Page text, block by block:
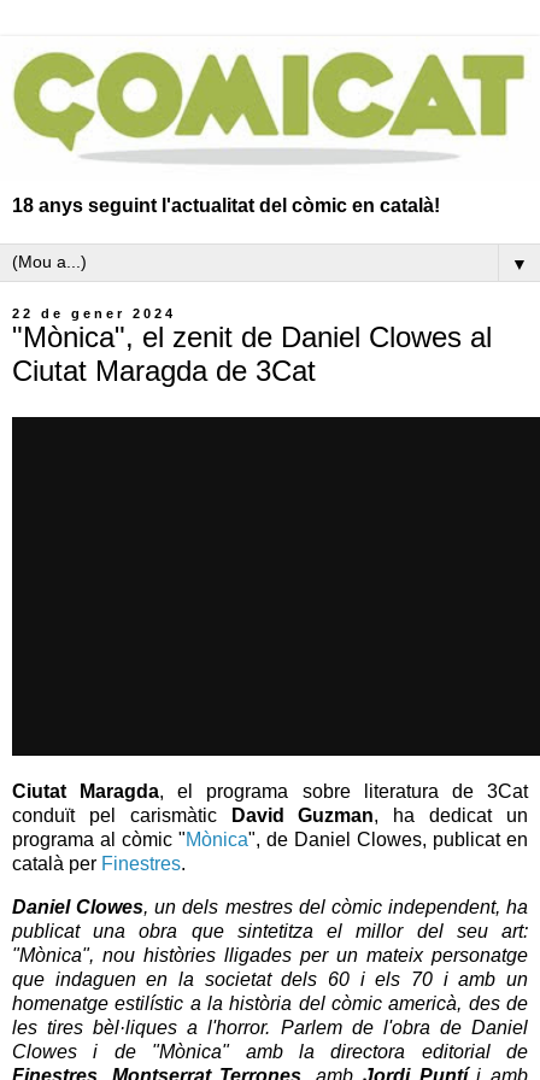
18 anys seguint l'actualitat del còmic en català!
▼
22 de gener 2024
"Mònica", el zenit de Daniel Clowes al
Ciutat Maragda de 3Cat
Ciutat Maragda, el programa sobre literatura de 3Cat
conduït pel carismàtic
David Guzman, ha dedicat un
programa al còmic "Mònica", de Daniel Clowes, publicat en
català per Finestres.
Daniel Clowes, un dels mestres del còmic independent, ha
publicat una obra que sintetitza el millor del seu art:
"Mònica", nou històries lligades per un mateix personatge
que indaguen en la societat dels 60 i els 70 i amb un
homenatge estilístic a la història del còmic americà, des de
les tires bèl·liques a l'horror. Parlem de l'obra de Daniel
Clowes i de "Mònica" amb la directora editorial de